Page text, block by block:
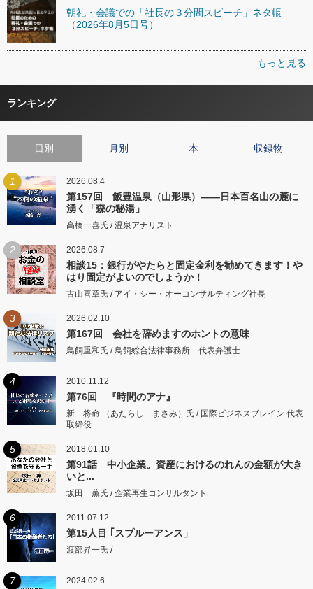
朝礼・会議での「社長の３分間スピーチ」ネタ帳
（2026年8月5日号）
もっと見る
ランキング
日別 月別 本 収録物
1 2026.08.4
第157回 飯豊温泉（山形県）――日本百名山の麓に
湧く「森の秘湯」
高橋一喜氏 / 温泉アナリスト
2 2026.08.7
相談15：銀行がやたらと固定金利を勧めてきます！や
はり固定がよいのでしょうか！
古山喜章氏 / アイ・シー・オーコンサルティング社長
3 2026.02.10
第167回 会社を辞めますのホントの意味
鳥飼重和氏 / 鳥飼総合法律事務所 代表弁護士
4 2010.11.12
第76回 『時間のアナ』
新 将命 （あたらし まさみ）氏 / 国際ビジネスブレイン 代表
取締役
5 2018.01.10
第91話 中小企業。資産におけるのれんの金額が大き
いと...
坂田 薫氏 / 企業再生コンサルタント
6 2011.07.12
第15人目 ｢スプルーアンス」
渡部昇一氏 /
7 2024.02.6